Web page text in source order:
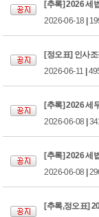
2026-06-18
[정오표] 인사
2026-06-11
2026-06-08
2026-06-08